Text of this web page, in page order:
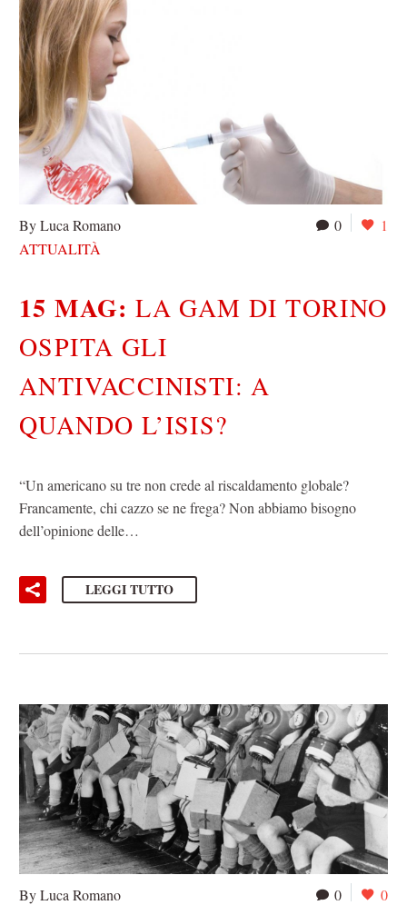
0 1
By Luca Romano
ATTUALITÀ
15 MAG:LA GAM DI TORINO
OSPITA GLI
ANTIVACCINISTI: A
QUANDO L’ISIS?
“Un americano su tre non crede al riscaldamento globale?
Francamente, chi cazzo se ne frega? Non abbiamo bisogno
dell’opinione delle…
LEGGI TUTTO
0 0
By Luca Romano